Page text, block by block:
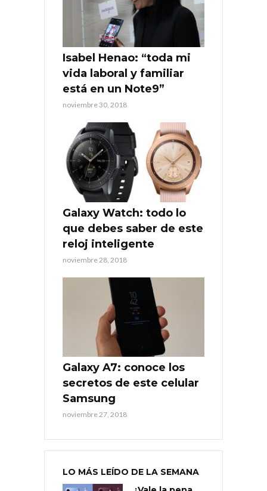
Isabel Henao: “toda mi
vida laboral y familiar
está en un Note9”
noviembre 30, 2018
Galaxy Watch: todo lo
que debes saber de este
reloj inteligente
noviembre 28, 2018
Galaxy A7: conoce los
secretos de este celular
Samsung
noviembre 27, 2018
LO MÁS LEÍDO DE LA SEMANA